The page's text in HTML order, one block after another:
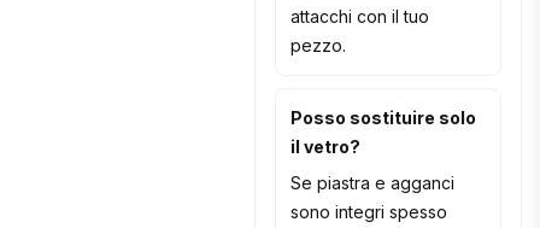
attacchi con il tuo
pezzo.
Posso sostituire solo
il vetro?
Se piastra e agganci
sono integri spesso